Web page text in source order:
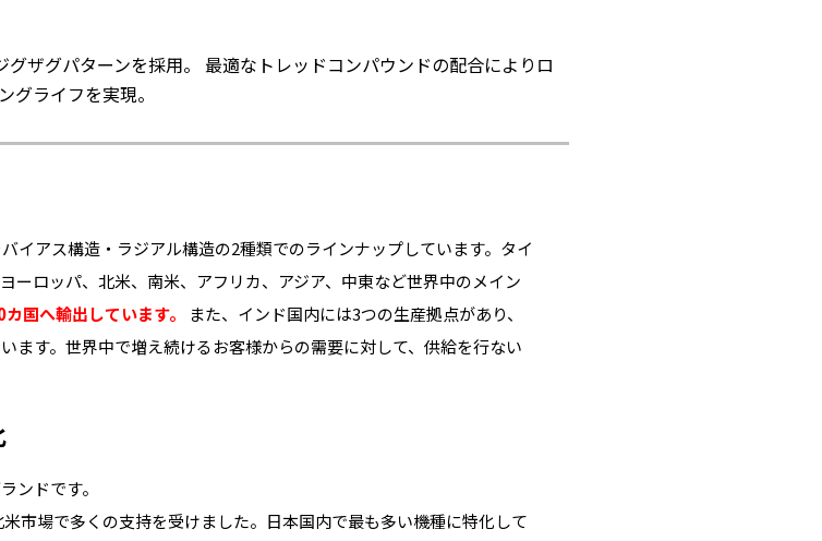
ザグパターンを採用。 最適なトレッドコンパウンドの配合によりロ
グライフを実現。
イアス構造・ラジアル構造の2種類でのラインナップしています。タイ
ーロッパ、北米、南米、アフリカ、アジア、中東など世界中のメイン
国へ輸出しています。
また、インド国内には3つの生産拠点があり、
ます。世界中で増え続けるお客様からの需要に対して、供給を行ない
ンドです。
市場で多くの支持を受けました。日本国内で最も多い機種に特化して